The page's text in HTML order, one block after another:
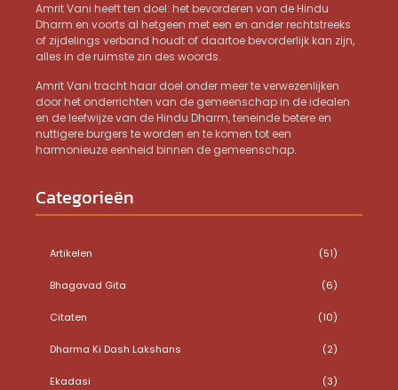
Amrit Vani heeft ten doel: het bevorderen van de Hindu
Dharm en voorts al hetgeen met een en ander rechtstreeks
of zijdelings verband houdt of daartoe bevorderlijk kan zijn,
alles in de ruimste zin des woords.
Amrit Vani tracht haar doel onder meer te verwezenlijken
door het onderrichten van de gemeenschap in de idealen
en de leefwijze van de Hindu Dharm, teneinde betere en
nuttigere burgers te worden en te komen tot een
harmonieuze eenheid binnen de gemeenschap.
Categorieën
Artikelen (51)
Bhagavad Gita (6)
Citaten (10)
Dharma Ki Dash Lakshans (2)
Ekadasi (3)